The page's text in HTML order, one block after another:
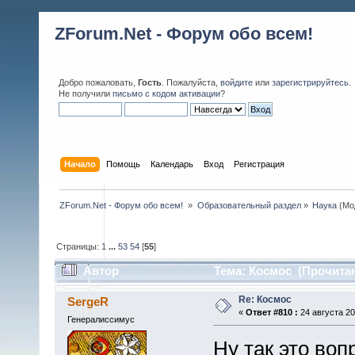
ZForum.Net - Форум обо всем!
Добро пожаловать, Гость . Пожалуйста, войдите или зарегистрируйтесь
Не получили письмо с кодом активации?
Начало Помощь Календарь Вход Регистрация
ZForum.Net - Форум обо всем! » Образовательный раздел» Наука
Страницы: 1 ...53 54 [55]
Автор Тема: Космос
SergeR
Генералиссимус
Re: Космос
« Ответ #810 : 24 августа
Ну так это